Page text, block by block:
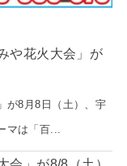
や花火大会」が
が8月8日（土）、宇
マは「百...